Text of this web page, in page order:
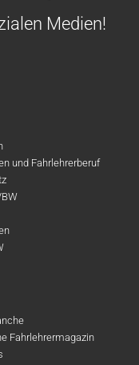
Medien!
und Fahrlehrerberuf
Fahrlehrermagazin